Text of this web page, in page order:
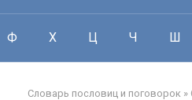
Ф Х Ц Ч Ш
Словарь пословиц и поговорок »